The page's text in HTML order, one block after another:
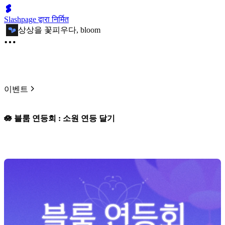
Slashpage द्वारा निर्मित
상상을 꽃피우다, bloom
이벤트
🪷 블룸 연등회 : 소원 연등 달기